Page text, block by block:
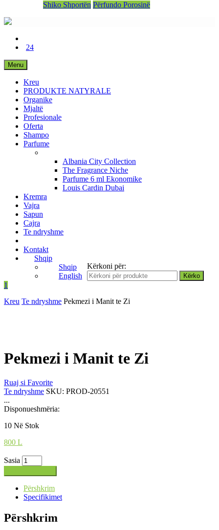
Shiko Shportën Përfundo Porosinë
24
Menu
Kreu
PRODUKTE NATYRALE
Organike
Mjaltë
Profesionale
Oferta
Shampo
Parfume
Albania City Collection
The Fragrance Niche
Parfume 6 ml Ekonomike
Louis Cardin Dubai
Kremra
Vajra
Sapun
Cajra
Te ndryshme
Kontakt
Shqip
Shqip
English
Kërkoni për:
1
Kreu Te ndryshme Pekmezi i Manit te Zi
Pekmezi i Manit te Zi
Ruaj si Favorite
Te ndryshme SKU: PROD-20551
...
Disponueshmëria:
10 Në Stok
800 L
Sasia
Përshkrim
Specifikimet
Përshkrim